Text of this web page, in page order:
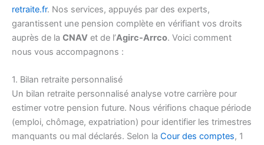
retraite.fr. Nos services, appuyés par des experts,
garantissent une pension complète en vérifiant vos droits
auprès de la CNAV et de l’Agirc-Arrco. Voici comment
nous vous accompagnons :
1. Bilan retraite personnalisé
Un bilan retraite personnalisé analyse votre carrière pour
estimer votre pension future. Nous vérifions chaque période
(emploi, chômage, expatriation) pour identifier les trimestres
manquants ou mal déclarés. Selon la Cour des comptes, 1